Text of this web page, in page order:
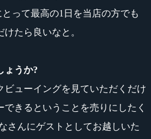
って最高の1日を当店の方でも
たら良いなと。
ょうか?
ビューイングを見ていただくだけ
きるということを売りにしたく
さんにゲストとしてお越しいた